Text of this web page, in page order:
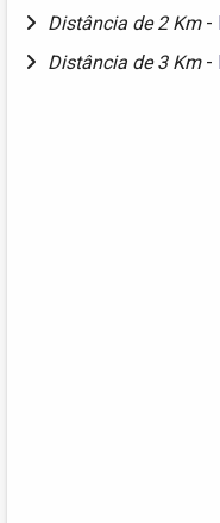
Distância de 2 Km -
Distância de 3 Km -